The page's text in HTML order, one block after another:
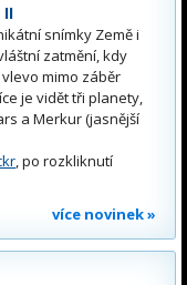
snímky Země i
zatmění, kdy
mimo záběr
je vidět tři planety,
a Merkur (jasnější
, po rozkliknutí
více novinek »